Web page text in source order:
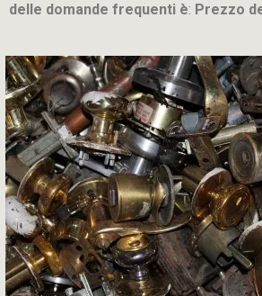
delle domande frequenti è: Prezzo